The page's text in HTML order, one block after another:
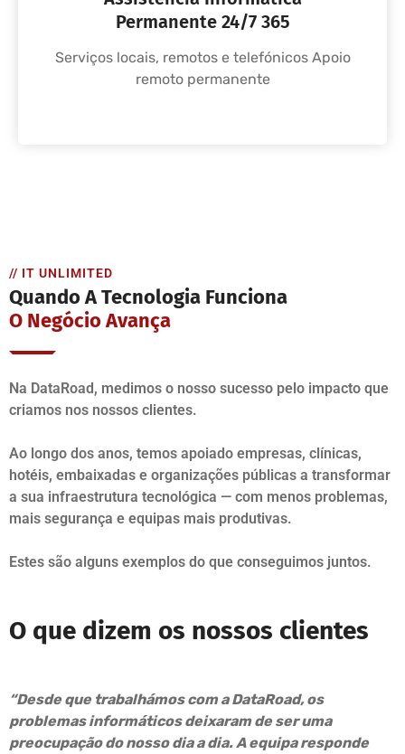
Permanente 24/7 365
Serviços locais, remotos e telefónicos Apoio
remoto permanente
// IT UNLIMITED
Quando A Tecnologia Funciona
O Negócio Avança
Na DataRoad, medimos o nosso sucesso pelo impacto que
criamos nos nossos clientes.
Ao longo dos anos, temos apoiado empresas, clínicas,
hotéis, embaixadas e organizações públicas a transformar
a sua infraestrutura tecnológica — com menos problemas,
mais segurança e equipas mais produtivas.
Estes são alguns exemplos do que conseguimos juntos.
O que dizem os nossos clientes
“Desde que trabalhámos com a DataRoad, os
problemas informáticos deixaram de ser uma
preocupação do nosso dia a dia. A equipa responde